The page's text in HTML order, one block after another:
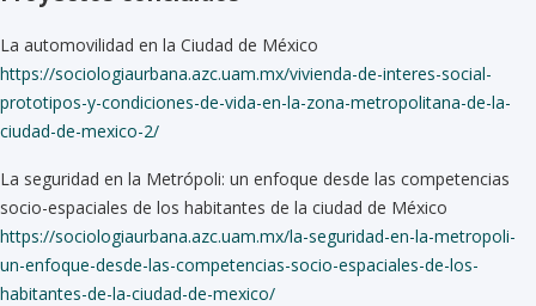
La automovilidad en la Ciudad de México
https://sociologiaurbana.azc.uam.mx/vivienda-de-interes-social-
prototipos-y-condiciones-de-vida-en-la-zona-metropolitana-de-la-
ciudad-de-mexico-2/
La seguridad en la Metrópoli: un enfoque desde las competencias
socio-espaciales de los habitantes de la ciudad de México
https://sociologiaurbana.azc.uam.mx/la-seguridad-en-la-metropoli-
un-enfoque-desde-las-competencias-socio-espaciales-de-los-
habitantes-de-la-ciudad-de-mexico/